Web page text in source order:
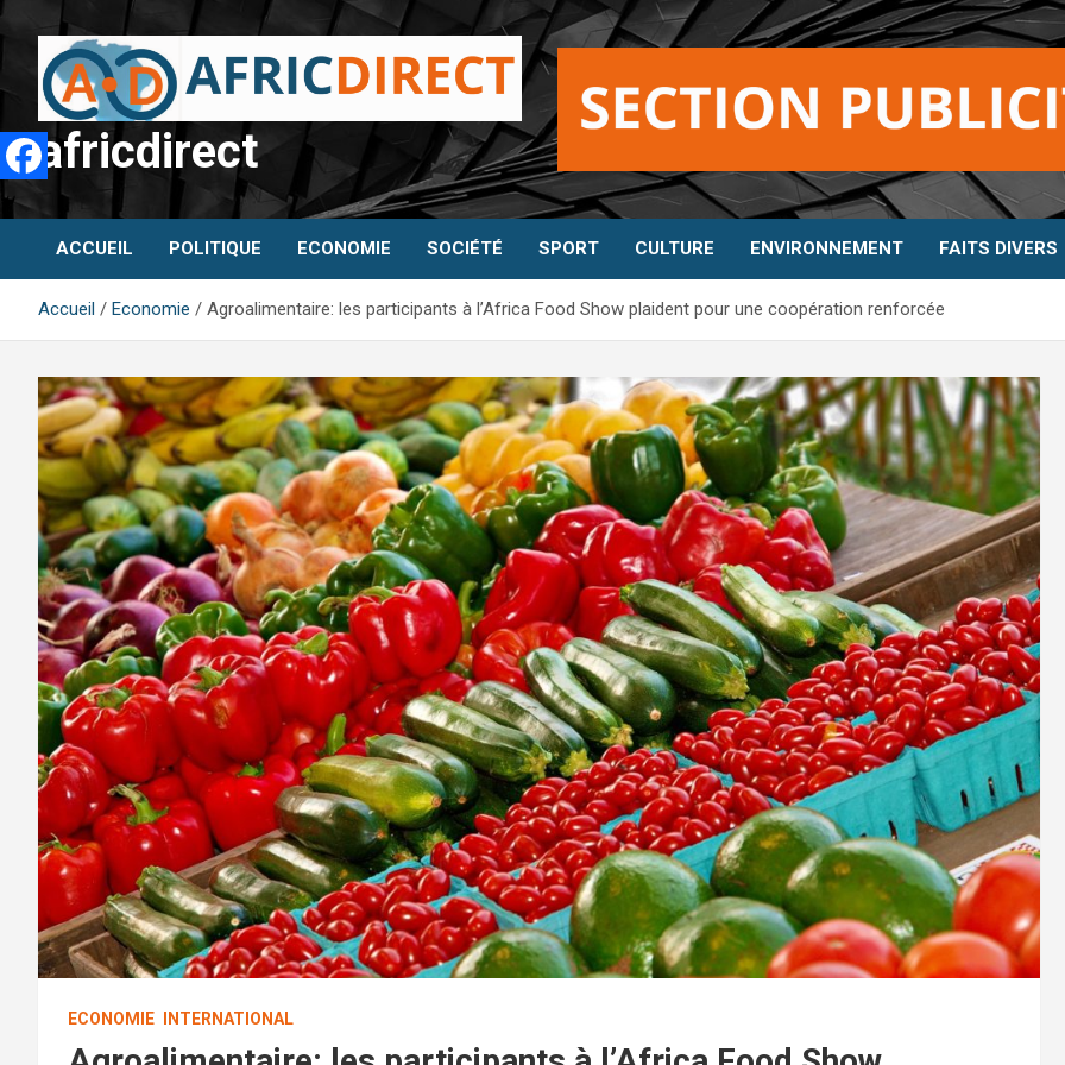
Aller
contenu
africdirect
ACCUEIL POLITIQUE ECONOMIE SOCIÉTÉ SPORT CULTURE ENVIRONNEMENT FAITS DIVERS
Accueil Economie Agroalimentaire: les participants à l’Africa Food Show plaident pour une coopération renforcée
ECONOMIE INTERNATIONAL